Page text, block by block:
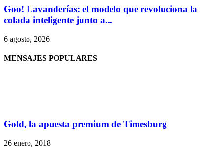
Goo! Lavanderías: el modelo que revoluciona la
colada inteligente junto a...
6 agosto, 2026
MENSAJES POPULARES
Gold, la apuesta premium de Timesburg
26 enero, 2018